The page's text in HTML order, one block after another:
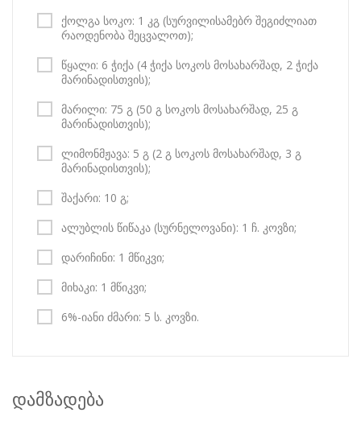
ქოლგა სოკო: 1 კგ (სურვილისამებრ შეგიძლიათ
რაოდენობა შეცვალოთ);
წყალი: 6 ჭიქა (4 ჭიქა სოკოს მოსახარშად, 2 ჭიქა
მარინადისთვის);
მარილი: 75 გ (50 გ სოკოს მოსახარშად, 25 გ
მარინადისთვის);
ლიმონმჟავა: 5 გ (2 გ სოკოს მოსახარშად, 3 გ
მარინადისთვის);
შაქარი: 10 გ;
ალუბლის წიწაკა (სურნელოვანი): 1 ჩ. კოვზი;
დარიჩინი: 1 მწიკვი;
მიხაკი: 1 მწიკვი;
6%-იანი ძმარი: 5 ს. კოვზი.
დამზადება